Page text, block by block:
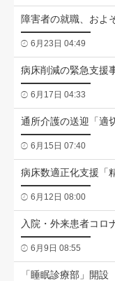
障害者の就職、およ
6月23日 04:49
病床削減の緊急支援
6月17日 04:33
通所介護の送迎「適
6月15日 07:40
病床数適正化支援「
6月12日 08:00
入院・外来患者コロ
6月9日 08:55
「睡眠診療部」開